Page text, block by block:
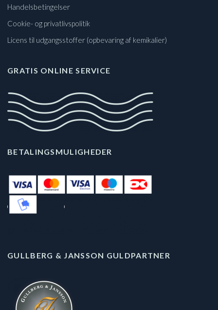
Handelsbetingelser
Cookie- og privatlivspolitik
Licens til udgangsstoffer (opbevaring af kemikalier)
GRATIS ONLINE SERVICE
BETALINGSMULIGHEDER
GULLBERG & JANSSON GULDPARTNER